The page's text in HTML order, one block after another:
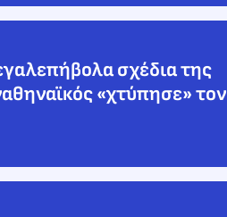
σχέδια της
«χτύπησε» τον